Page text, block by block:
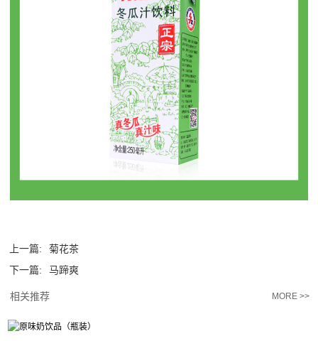
上一篇:
菊花茶
下一篇:
马蹄爽
相关推荐 MORE >>